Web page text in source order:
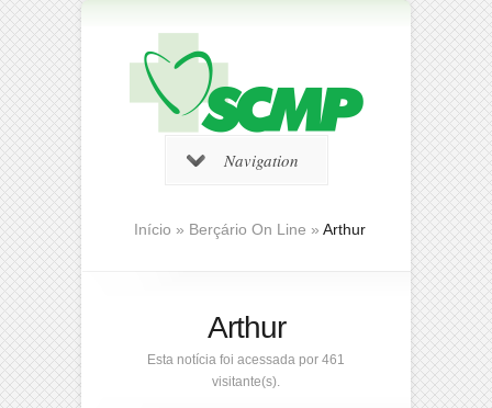
Navigation
Início » Berçário On Line » Arthur
Arthur
Esta notícia foi acessada por 461
visitante(s).